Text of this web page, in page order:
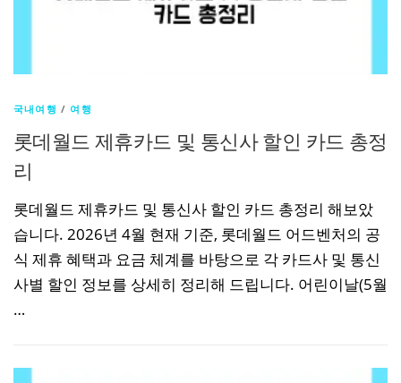
국내여행 / 여행
롯데월드 제휴카드 및 통신사 할인 카드 총정
리
롯데월드 제휴카드 및 통신사 할인 카드 총정리 해보았
습니다. 2026년 4월 현재 기준, 롯데월드 어드벤처의 공
식 제휴 혜택과 요금 체계를 바탕으로 각 카드사 및 통신
사별 할인 정보를 상세히 정리해 드립니다. 어린이날(5월
…